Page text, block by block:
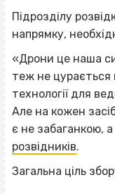
Підрозділу
напрямку,
«Дрони це наша
теж не цурається
технології для
Але на кожен
є не забаганкою,
розвідників.
Загальна ціль